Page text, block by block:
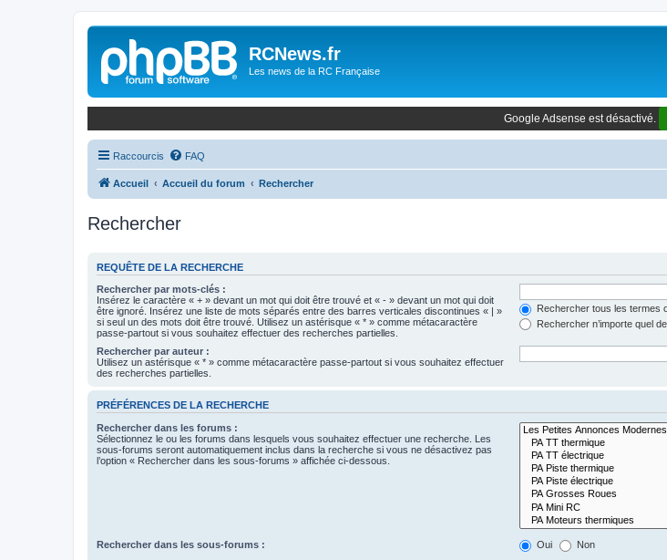
RCNews.fr
Les news de la RC Française
Google Adsense est désactivé.
Raccourcis FAQ
Accueil Accueil du forum Rechercher
Rechercher
REQUÊTE DE LA RECHERCHE
Rechercher par mots-clés :
Insérez le caractère « + » devant un mot qui doit être trouvé et « - » devant un mot qui doit
être ignoré. Insérez une liste de mots séparés entre des barres verticales discontinues « | »
si seul un des mots doit être trouvé. Utilisez un astérisque « * » comme métacaractère
passe-partout si vous souhaitez effectuer des recherches partielles.
Rechercher tous les termes
Rechercher n’importe quel
Rechercher par auteur :
Utilisez un astérisque « * » comme métacaractère passe-partout si vous souhaitez effectuer
des recherches partielles.
PRÉFÉRENCES DE LA RECHERCHE
Rechercher dans les forums :
Sélectionnez le ou les forums dans lesquels vous souhaitez effectuer une recherche. Les
sous-forums seront automatiquement inclus dans la recherche si vous ne désactivez pas
l’option « Rechercher dans les sous-forums » affichée ci-dessous.
Rechercher dans les sous-forums : Oui Non